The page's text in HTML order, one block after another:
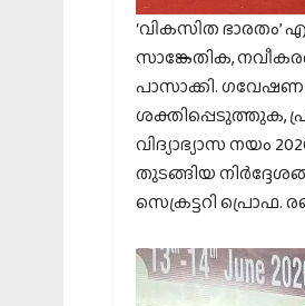
‘വികസിത ഭാരതം’
സാങ്കേതിക,
പാസാക്കി.
ശക്തിപ്പെടുത്തുക,
വിദ്യാഭ്യാസ
തുടങ്ങിയ
സെക്രട്ടറി പ്രൊഫ.